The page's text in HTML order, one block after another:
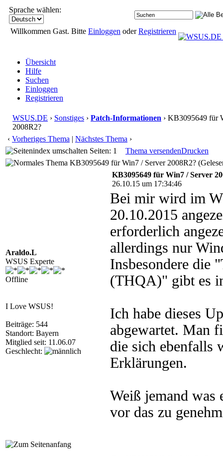
Sprache wählen:
Willkommen Gast. Bitte Einloggen oderRegistrieren
Übersicht
Hilfe
Suchen
Einloggen
Registrieren
WSUS.DE › Sonstiges › Patch-Informationen › KB3095649 für
2008R2?
‹ Vorheriges Thema | Nächstes Thema ›
Seiten: 1
Thema versendenDrucken
KB3095649 für Win7 / Server 2008R2?
Araldo.L
WSUS Experte
Offline
I Love WSUS!
Beiträge: 544
Standort: Bayern
Mitglied seit: 11.06.07
Geschlecht:
KB3095649 für Win7 / Server
26.10.15 um 17:34:46
Bei mir wird im
20.10.2015
erforderlich
allerdings nur
Insbesondere die
(THQA)" gibt es
Ich habe dieses
abgewartet. Man
die sich ebenfalls
Erklärungen.
Weiß jemand was
vor das zu